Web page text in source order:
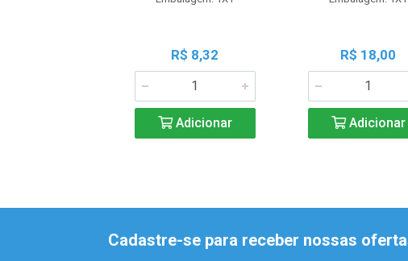
R$ 8,32
Adicionar
R$ 18,00
Adicionar
Cadastre-se para receber nossas